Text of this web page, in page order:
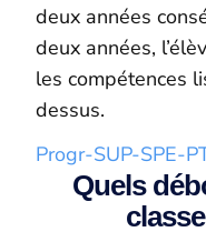
deux années
deux années,
les compétences
dessus.
Progr-SUP-SPE-
Quels